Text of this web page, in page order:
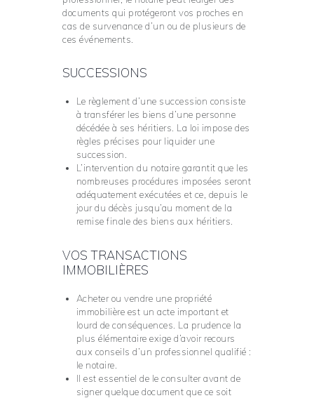
documents qui protégeront vos proches en
cas de survenance d’un ou de plusieurs de
ces événements.
SUCCESSIONS
Le règlement d’une succession consiste
à transférer les biens d’une personne
décédée à ses héritiers. La loi impose des
règles précises pour liquider une
succession.
L’intervention du notaire garantit que les
nombreuses procédures imposées seront
adéquatement exécutées et ce, depuis le
jour du décès jusqu’au moment de la
remise finale des biens aux héritiers.
VOS TRANSACTIONS
IMMOBILIÈRES
Acheter ou vendre une propriété
immobilière est un acte important et
lourd de conséquences. La prudence la
plus élémentaire exige d’avoir recours
aux conseils d’un professionnel qualifié :
le notaire.
Il est essentiel de le consulter avant de
signer quelque document que ce soit